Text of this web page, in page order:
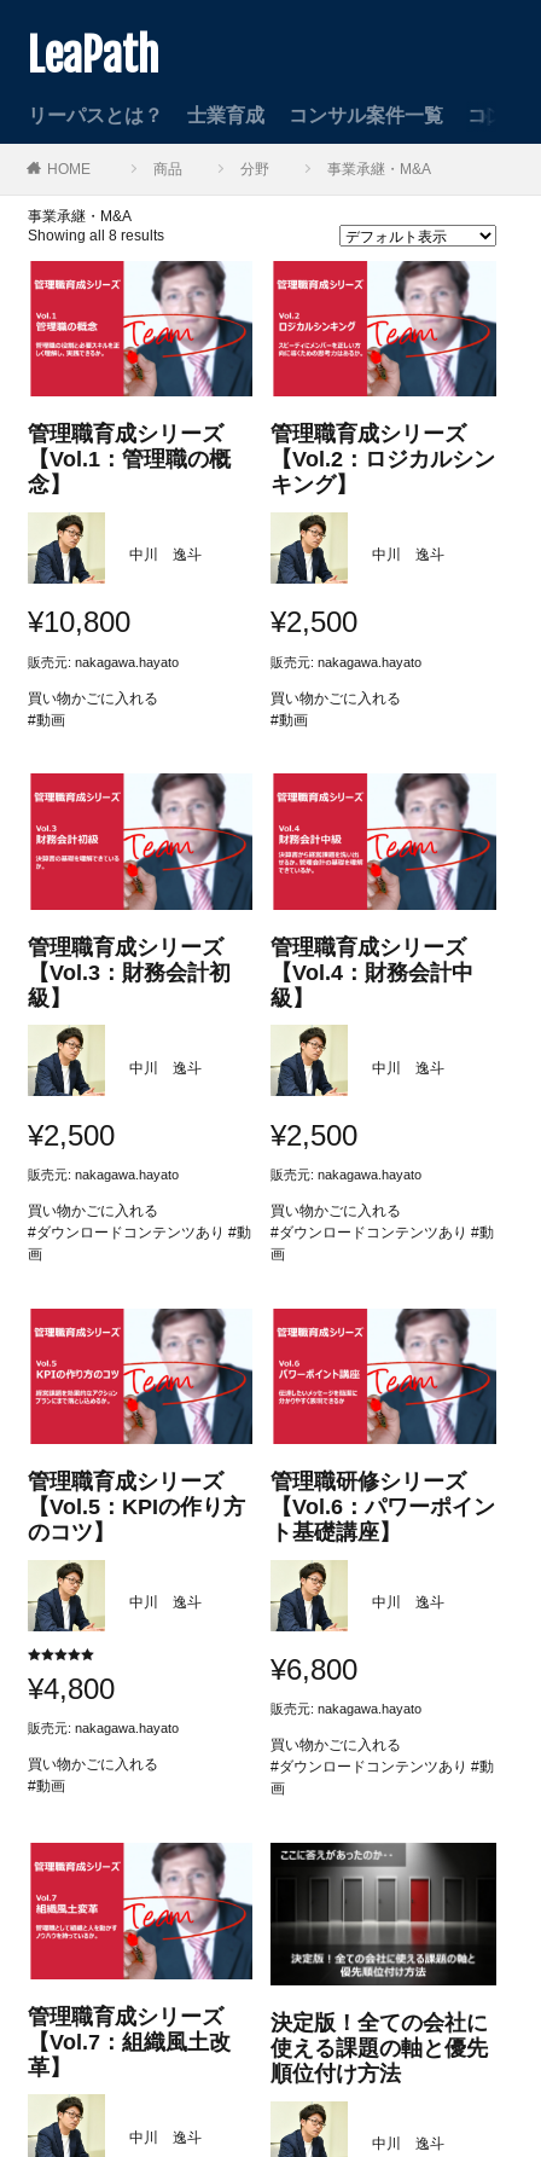
LeaPath
リーパスとは？ 士業育成 コンサル案件一覧 コンサ
HOME 商品 分野 事業承継・M&A
事業承継・M&A
Showing all 8 results
管理職育成シリーズ
【Vol.1：管理職の概
念】
中川 逸斗
¥10,800
販売元: nakagawa.hayato
買い物かごに入れる
#動画
管理職育成シリーズ
【Vol.2：ロジカルシン
キング】
中川 逸斗
¥2,500
販売元:nakagawa.hayato
買い物かごに入れる
#動画
管理職育成シリーズ
【Vol.3：財務会計初
級】
中川 逸斗
¥2,500
販売元: nakagawa.hayato
買い物かごに入れる
#ダウンロードコンテンツあり #動
画
管理職育成シリーズ
【Vol.4：財務会計中
級】
中川 逸斗
¥2,500
販売元:nakagawa.hayato
買い物かごに入れる
#ダウンロードコンテンツあり #動
画
管理職育成シリーズ
【Vol.5：KPIの作り方
のコツ】
中川 逸斗
5.00
の評価
¥4,800
販売元: nakagawa.hayato
買い物かごに入れる
#動画
管理職研修シリーズ
【Vol.6：パワーポイン
ト基礎講座】
中川 逸斗
¥6,800
販売元:nakagawa.hayato
買い物かごに入れる
#ダウンロードコンテンツあり #動
画
管理職育成シリーズ
【Vol.7：組織風土改
革】
中川 逸斗
決定版！全ての会社に
使える課題の軸と優先
順位付け方法
中川 逸斗